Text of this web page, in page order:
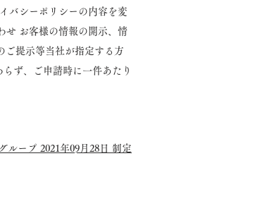
バシーポリシーの内容を変
せ お客様の情報の開示、情
ご提示等当社が指定する方
ず、ご申請時に一件あたり
ループ 2021年09月28日 制定